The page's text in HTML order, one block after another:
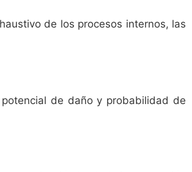
de los procesos internos, las
de daño y probabilidad de